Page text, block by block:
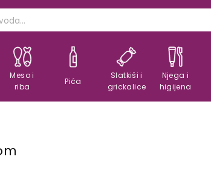
Meso i
riba
Pića
Slatkiši i
grickalice
Njega i
higijena